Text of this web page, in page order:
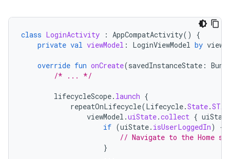
class LoginActivity : AppCompatActivity()
{
private val viewModel : LoginViewModel by
override fun onCreate(savedInstanceState :
/* ... */
lifecycleScope. launch {
repeatOnLifecycle(Lifecycle.State.
viewModel .uiState.collect { uiState
if (uiState. isUserLoggedIn)
{
// Navigate to the Home
}